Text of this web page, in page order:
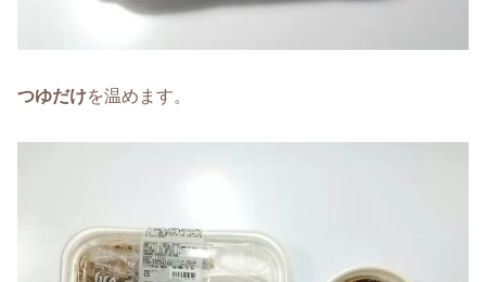
つゆだけを温めます。